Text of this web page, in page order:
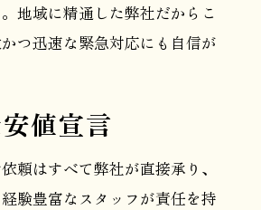
地域に精通した弊社だからこ
つ迅速な緊急対応にも自信が
値宣言
頼はすべて弊社が直接承り、
験豊富なスタッフが責任を持